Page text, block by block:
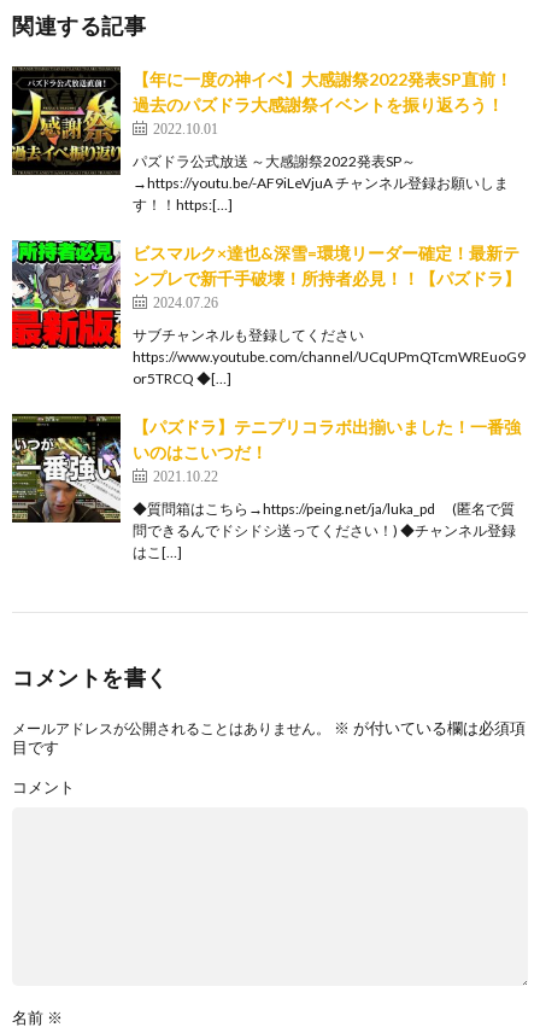
関連する記事
【年に一度の神イベ】大感謝祭2022発表SP直前！
過去のパズドラ大感謝祭イベントを振り返ろう！
2022.10.01
パズドラ公式放送 ～大感謝祭2022発表SP～
→https://youtu.be/-AF9iLeVjuA チャンネル登録お願いしま
す！！https:[…]
ビスマルク×達也&深雪=環境リーダー確定！最新テ
ンプレで新千手破壊！所持者必見！！【パズドラ】
2024.07.26
サブチャンネルも登録してください
https://www.youtube.com/channel/UCqUPmQTcmWREuoG9
or5TRCQ ◆[…]
【パズドラ】テニプリコラボ出揃いました！一番強
いのはこいつだ！
2021.10.22
◆質問箱はこちら→https://peing.net/ja/luka_pd​ (匿名で質
問できるんでドシドシ送ってください！) ◆チャンネル登録
はこ[…]
コメントを書く
メールアドレスが公開されることはありません。 ※ が付いている欄は必須項
目です
コメント
名前 ※